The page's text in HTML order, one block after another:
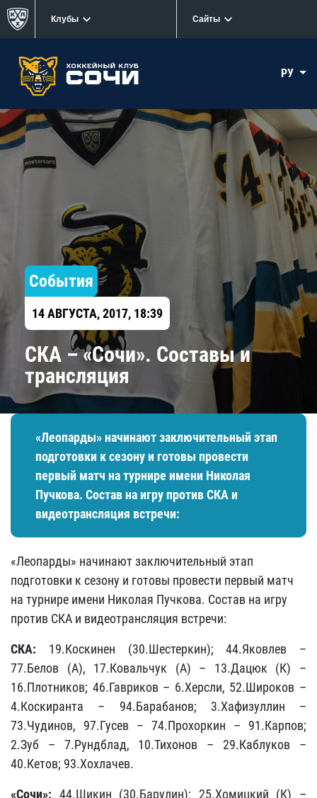
Клубы Сайты
РУ
События
14 АВГУСТА, 2017, 18:39
СКА – «Сочи». Составы и
трансляция
«Леопарды» начинают заключительный этап
подготовки к сезону и готовы провести
первый матч на турнире имени Николая
Пучкова. Состав на игру против СКА и
видеотрансляция встречи:
«Леопарды» начинают заключительный этап
подготовки к сезону и готовы провести первый матч
на турнире имени Николая Пучкова. Состав на игру
против СКА и видеотрансляция встречи:
СКА: 19.Коскинен (30.Шестеркин); 44.Яковлев –
77.Белов (А), 17.Ковальчук (А) – 13.Дацюк (К) –
16.Плотников; 46.Гавриков – 6.Херсли, 52.Широков –
4.Коскиранта – 94.Барабанов; 3.Хафизуллин –
73.Чудинов, 97.Гусев – 74.Прохоркин – 91.Карпов;
2.Зуб – 7.Рундблад, 10.Тихонов – 29.Каблуков –
40.Кетов; 93.Хохлачев.
«Сочи»: 44.Шикин (30.Барулин); 25.Хомицкий (К) –